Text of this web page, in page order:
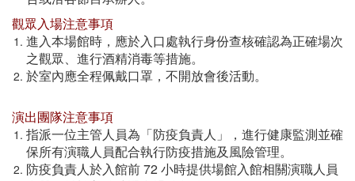
觀眾入場注意事項
進入本場館時，應於入口處執行身份查核確認為正確場次
之觀眾、進行酒精消毒等措施。
於室內應全程佩戴口罩，不開放會後活動。
演出團隊注意事項
指派一位主管人員為「防疫負責人」，進行健康監測並確
保所有演職人員配合執行防疫措施及風險管理。
防疫負責人於入館前 72 小時提供場館入館相關演職人員